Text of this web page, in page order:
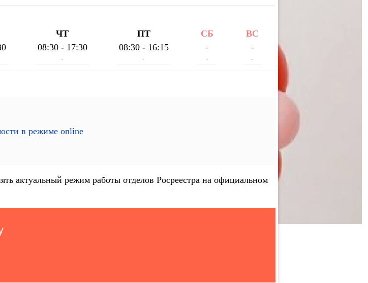
ЧТ
08:30 - 17:30
-
ПТ
08:30 - 16:15
-
СБ
-
-
ВС
-
-
в режиме online
актуальный режим работы отделов Росреестра на официальном